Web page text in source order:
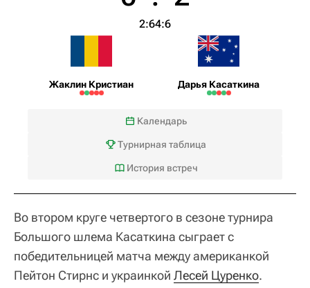
Жаклин Кристиан
2:64:6
Дарья Касаткина
Календарь
Турнирная таблица
История встреч
Во втором круге четвертого в сезоне турнира
Большого шлема Касаткина сыграет с
победительницей матча между американкой
Пейтон Стирнс и украинкой Лесей Цуренко.